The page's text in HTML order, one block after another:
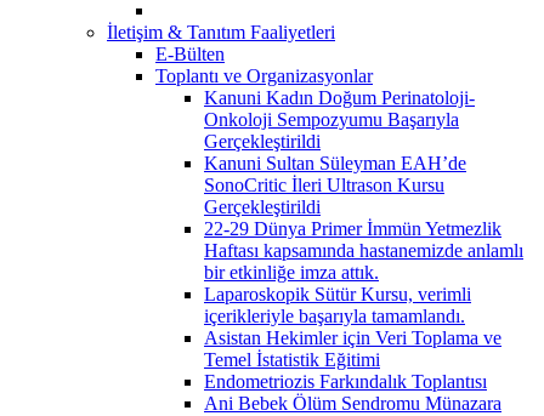
İletişim & Tanıtım Faaliyetleri
E-Bülten
Toplantı ve Organizasyonlar
Kanuni Kadın Doğum Perinatoloji-
Onkoloji Sempozyumu Başarıyla
Gerçekleştirildi
Kanuni Sultan Süleyman EAH’de
SonoCritic İleri Ultrason Kursu
Gerçekleştirildi
22-29 Dünya Primer İmmün Yetmezlik
Haftası kapsamında hastanemizde anlamlı
bir etkinliğe imza attık.
Laparoskopik Sütür Kursu, verimli
içerikleriyle başarıyla tamamlandı.
Asistan Hekimler için Veri Toplama ve
Temel İstatistik Eğitimi
Endometriozis Farkındalık Toplantısı
Ani Bebek Ölüm Sendromu Münazara